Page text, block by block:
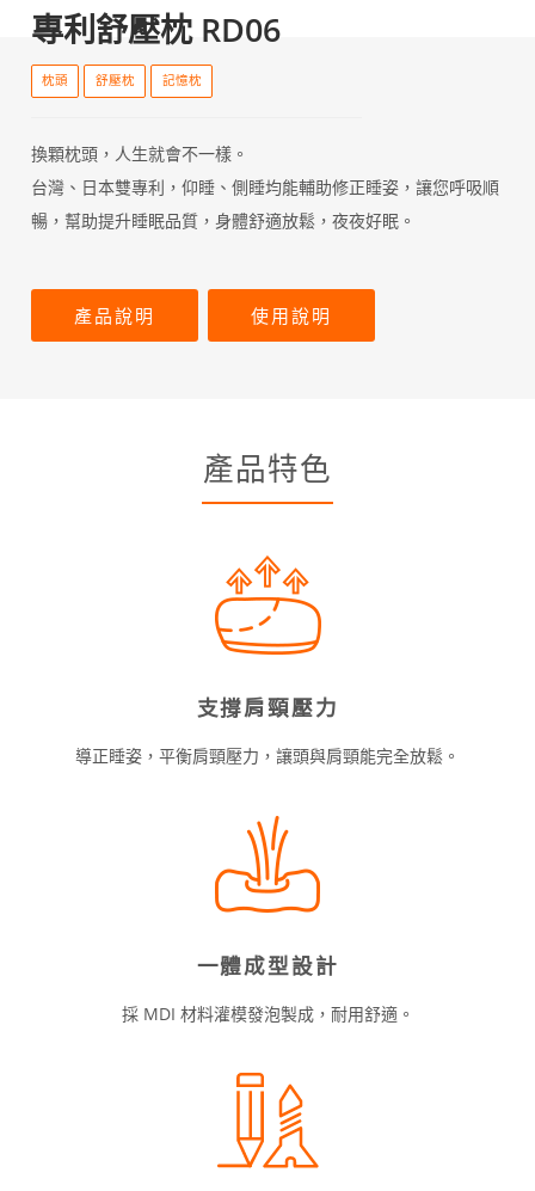
專利舒壓枕 RD06
枕頭 舒壓枕 記憶枕
換顆枕頭，人生就會不一樣。
台灣、日本雙專利，仰睡、側睡均能輔助修正睡姿，讓您呼吸順
暢，幫助提升睡眠品質，身體舒適放鬆，夜夜好眠。
產品說明 使用說明
產品特色
支撐肩頸壓力
導正睡姿，平衡肩頸壓力，讓頭與肩頸能完全放鬆。
一體成型設計
採 MDI 材料灌模發泡製成，耐用舒適。